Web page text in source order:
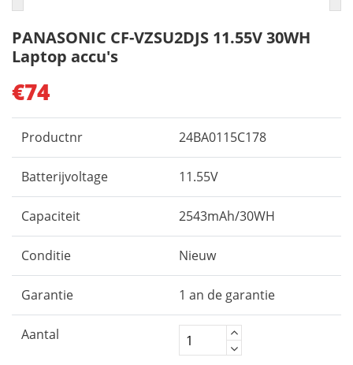
PANASONIC CF-VZSU2DJS 11.55V 30WH
Laptop accu's
€74
Productnr 24BA0115C178
Batterijvoltage 11.55V
Capaciteit 2543mAh/30WH
Conditie Nieuw
Garantie 1 an de garantie
Aantal